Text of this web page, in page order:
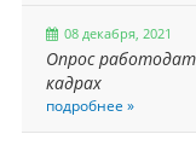
08 декабря, 2021
Опрос
кадрах
подробнее »